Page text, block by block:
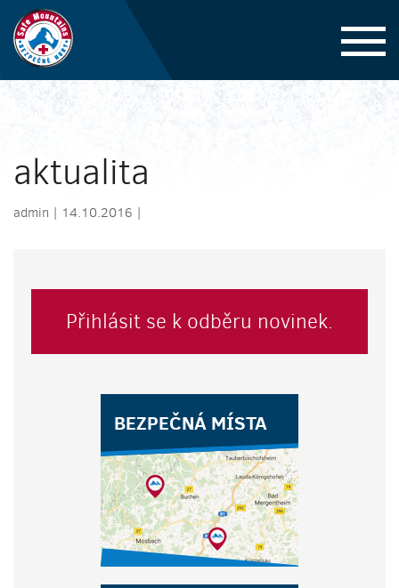
aktualita
admin | 14.10.2016 |
Přihlásit se k odběru novinek.
BEZPEČNÁ MÍSTA